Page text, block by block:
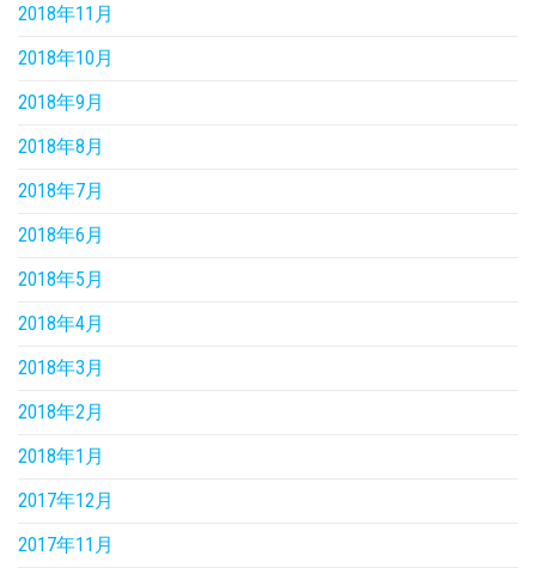
2018年11月
2018年10月
2018年9月
2018年8月
2018年7月
2018年6月
2018年5月
2018年4月
2018年3月
2018年2月
2018年1月
2017年12月
2017年11月